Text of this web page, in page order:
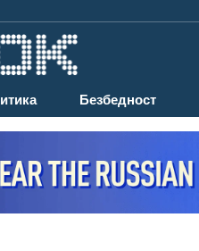
Безбедност